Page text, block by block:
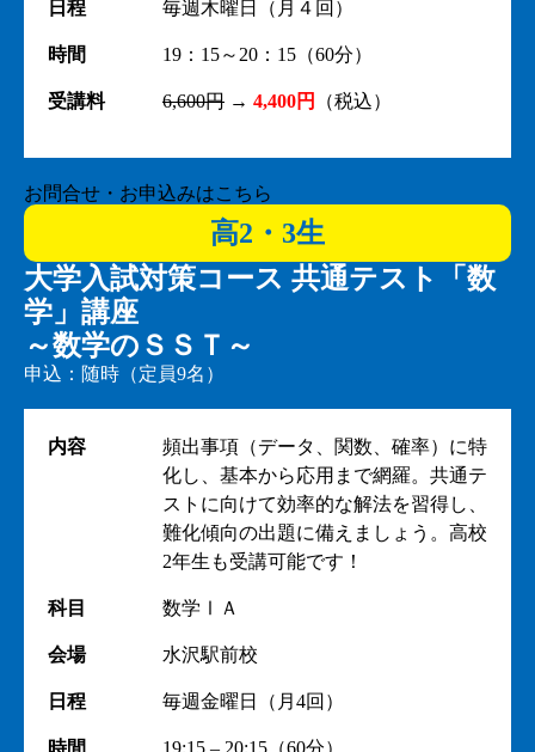
日程 毎週木曜日（月４回）
時間 19：15～20：15（60分）
受講料 6,600円 → 4,400円 （税込）
お問合せ・お申込みはこちら
高2・3生
大学入試対策コース 共通テスト「数
学」講座
～数学のＳＳＴ～
申込：随時（定員9名）
内容
頻出事項（データ、関数、確率）に特
化し、基本から応用まで網羅。共通テ
ストに向けて効率的な解法を習得し、
難化傾向の出題に備えましょう。高校
2年生も受講可能です！
科目 数学ⅠＡ
会場 水沢駅前校
日程 毎週金曜日（月4回）
時間 19:15 – 20:15（60分）